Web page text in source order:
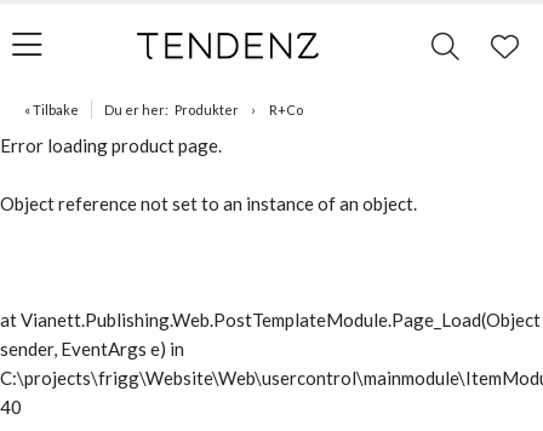
« Tilbake Du er her: Produkter R+Co
Error loading product page.
Object reference not set to an instance of an object.
at Vianett.Publishing.Web.PostTemplateModule.Page_Load(Object
sender, EventArgs e) in
40